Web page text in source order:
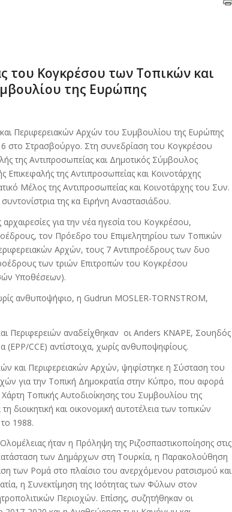
του Κογκρέσου των Τοπικών και
της Ευρώπης
Περιφερειακών Αρχών του Συμβουλίου της Ευρώπης
στο Στρασβούργο. Στη συνεδρίαση του Κογκρέσου
της Αντιπροσωπείας και Δημοτικός Σύμβουλος
της Αντιπροσωπείας και Κοινοτάρχης
Μέλος της Αντιπροσωπείας και Κοινοτάρχης του Συν.
της κα Ειρήνη Αναστασιάδου.
για την νέα ηγεσία του Κογκρέσου,
τον Πρόεδρο του Επιμελητηρίου των Τοπικών
Αρχών, τους 7 Αντιπροέδρους των δυο
των τριών Επιτροπών του Κογκρέσου
Υποθέσεων).
ανθυποψήφιο, η Gudrun MOSLER-TORNSTROM,
Περιφερειών αναδείχθηκαν οι Anders KNAPE, Σουηδός
(EPP/CCE) αντίστοιχα, χωρίς ανθυποψηφίους.
και Περιφερειακών Αρχών, ψηφίστηκε η Σύσταση του
για την Τοπική Δημοκρατία στην Κύπρο, που αφορά
Τοπικής Αυτοδιοίκησης του Συμβουλίου της
και οικονομική αυτοτέλεια των τοπικών
1988.
ήταν η Πρόληψη της Ριζοσπαστικοποίησης στις
κατάσταση των Δημάρχων στη Τουρκία, η Παρακολούθηση
των Ρομά στο πλαίσιο του ανερχόμενου ρατσισμού και
η Συνεκτίμηση της Ισότητας των Φύλων στον
Περιοχών. Επίσης, συζητήθηκαν οι